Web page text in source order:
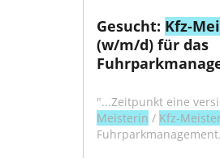
Gesucht: Kfz-
(w/m/d) für das
"...Zeitpunkt eine
Meisterin / Kfz-